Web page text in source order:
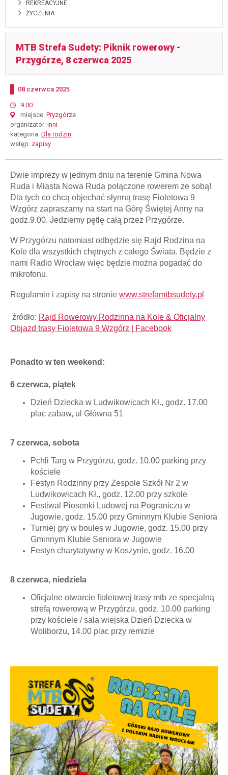
REKREACYJNE
ŻYCZENIA
MTB Strefa Sudety: Piknik rowerowy -
Przygórze, 8 czerwca 2025
Dodano
08 czerwca 2025
start
9.00
miejsce Pryzgórze
organizator inni
kategoria Dla rodzin
wstęp zapisy
Dwie imprezy w jednym dniu na terenie Gmina Nowa
Ruda i Miasta Nowa Ruda połączone rowerem ze sobą!
Dla tych co chcą objechać słynną trasę Fioletowa 9
Wzgórz zapraszamy na start na Górę Świętej Anny na
godz.9.00. Jedziemy pętlę całą przez Przygórze.
W Przygórzu natomiast odbędzie się Rajd Rodzina na
Kole dla wszystkich chętnych z całego Świata. Będzie z
nami Radio Wrocław więc będzie można pogadać do
mikrofonu.
Regulamin i zapisy na stronie www.strefamtbsudety.pl
źródło: Rajd Rowerowy Rodzinna na Kole & Oficjalny
Objazd trasy Fioletowa 9 Wzgórz | Facebook
Ponadto w ten weekend:
6 czerwca, piątek
Dzień Dziecka w Ludwikowicach Kł., godz. 17.00
plac zabaw, ul Główna 51
7 czerwca, sobota
Pchli Targ w Przygórzu, godz. 10.00 parking przy
kościele
Festyn Rodzinny przy Zespole Szkół Nr 2 w
Ludwikowicach Kł., godz. 12.00 przy szkole
Festiwal Piosenki Ludowej na Pograniczu w
Jugowie, godz. 15.00 przy Gminnym Klubie Seniora
Turniej gry w boules w Jugowie, godz. 15.00 przy
Gminnym Klubie Seniora w Jugowie
Festyn charytatywny w Koszynie, godz. 16.00
8 czerwca, niedziela
Oficjalne otwarcie fioletowej trasy mtb ze specjalną
strefą rowerową w Przygórzu, godz. 10.00 parking
przy kościele / sala wiejska Dzień Dziecka w
Woliborzu, 14.00 plac przy remizie